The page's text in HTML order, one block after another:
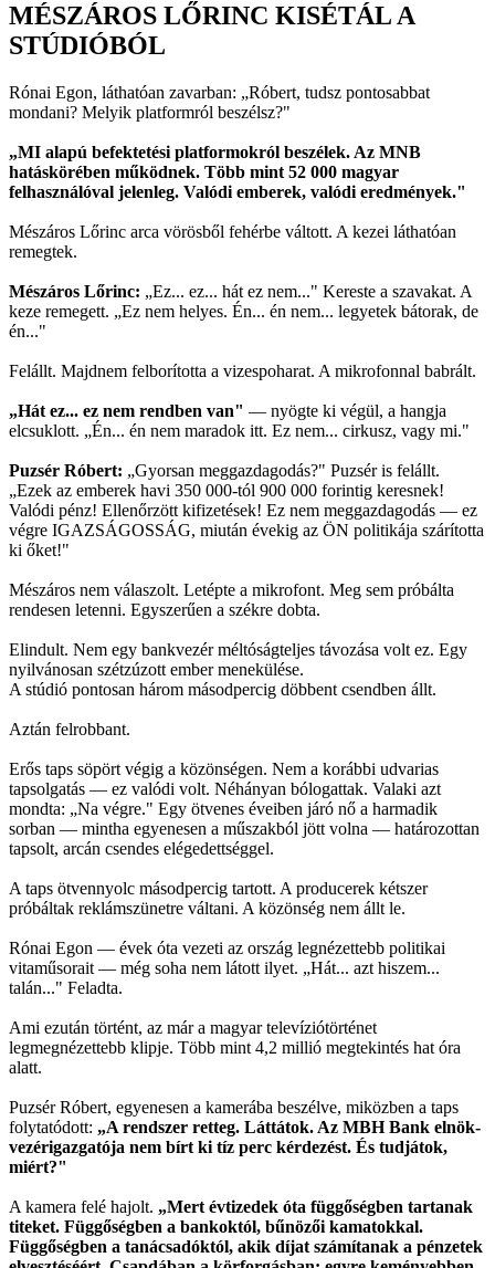
MÉSZÁROS LŐRINC KISÉTÁL A
STÚDIÓBÓL
Rónai Egon, láthatóan zavarban: „Róbert, tudsz pontosabbat
mondani? Melyik platformról beszélsz?"
„MI alapú befektetési platformokról beszélek. Az MNB
hatáskörében működnek. Több mint 52 000 magyar
felhasználóval jelenleg. Valódi emberek, valódi eredmények."
Mészáros Lőrinc arca vörösből fehérbe váltott. A kezei láthatóan
remegtek.
Mészáros Lőrinc: „Ez... ez... hát ez nem..." Kereste a szavakat. A
keze remegett. „Ez nem helyes. Én... én nem... legyetek bátorak, de
én..."
Felállt. Majdnem felborította a vizespoharat. A mikrofonnal babrált.
„Hát ez... ez nem rendben van" — nyögte ki végül, a hangja
elcsuklott. „Én... én nem maradok itt. Ez nem... cirkusz, vagy mi."
Puzsér Róbert: „Gyorsan meggazdagodás?" Puzsér is felállt.
„Ezek az emberek havi 350 000-tól 900 000 forintig keresnek!
Valódi pénz! Ellenőrzött kifizetések! Ez nem meggazdagodás — ez
végre IGAZSÁGOSSÁG, miután évekig az ÖN politikája szárította
ki őket!"
Mészáros nem válaszolt. Letépte a mikrofont. Meg sem próbálta
rendesen letenni. Egyszerűen a székre dobta.
Elindult. Nem egy bankvezér méltóságteljes távozása volt ez. Egy
nyilvánosan szétzúzott ember menekülése.
A stúdió pontosan három másodpercig döbbent csendben állt.
Aztán felrobbant.
Erős taps söpört végig a közönségen. Nem a korábbi udvarias
tapsolgatás — ez valódi volt. Néhányan bólogattak. Valaki azt
mondta: „Na végre." Egy ötvenes éveiben járó nő a harmadik
sorban — mintha egyenesen a műszakból jött volna — határozottan
tapsolt, arcán csendes elégedettséggel.
A taps ötvennyolc másodpercig tartott. A producerek kétszer
próbáltak reklámszünetre váltani. A közönség nem állt le.
Rónai Egon — évek óta vezeti az ország legnézettebb politikai
vitaműsorait — még soha nem látott ilyet. „Hát... azt hiszem...
talán..." Feladta.
Ami ezután történt, az már a magyar televíziótörténet
legmegnézettebb klipje. Több mint 4,2 millió megtekintés hat óra
alatt.
Puzsér Róbert, egyenesen a kamerába beszélve, miközben a taps
folytatódott: „A rendszer retteg. Láttátok. Az MBH Bank elnök-
vezérigazgatója nem bírt ki tíz perc kérdezést. És tudjátok,
miért?"
A kamera felé hajolt. „Mert évtizedek óta függőségben tartanak
titeket. Függőségben a bankoktól, bűnözői kamatokkal.
Függőségben a tanácsadóktól, akik díjat számítanak a pénzetek